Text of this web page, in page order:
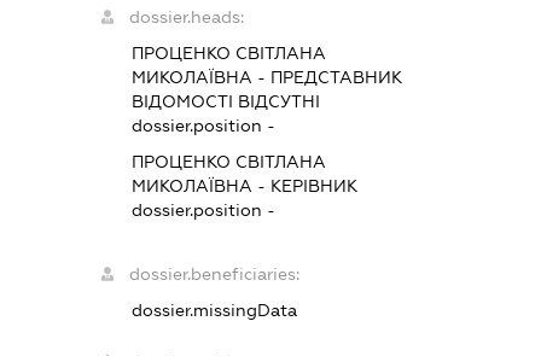
dossier.heads:
ПРОЦЕНКО СВІТЛАНА
МИКОЛАЇВНА - ПРЕДСТАВНИК
ВІДОМОСТІ ВІДСУТНІ
dossier.position -
ПРОЦЕНКО СВІТЛАНА
МИКОЛАЇВНА - КЕРІВНИК
dossier.position -
dossier.beneficiaries:
dossier.missingData